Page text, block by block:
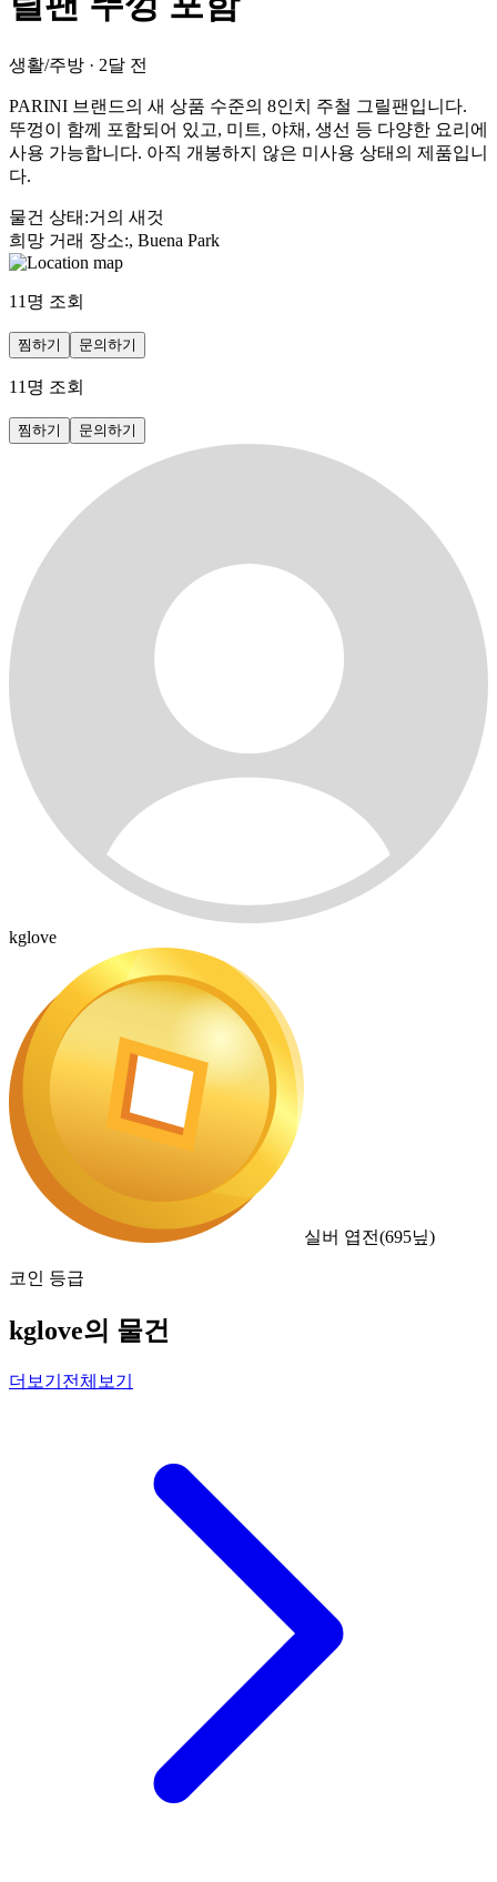
생활/주방 · 2달 전
PARINI 브랜드의 새 상품 수준의 8인치 주철 그릴팬입니다.
뚜껑이 함께 포함되어 있고, 미트, 야채, 생선 등 다양한 요리에
사용 가능합니다. 아직 개봉하지 않은 미사용 상태의 제품입니
다.
물건 상태 :거의 새것
희망 거래 장소:, Buena Park
11 명 조회
찜하기 문의하기
11 명 조회
찜하기 문의하기
kglove
실버 엽전(695닢)
코인 등급
kglove의 물건
더보기 전체보기